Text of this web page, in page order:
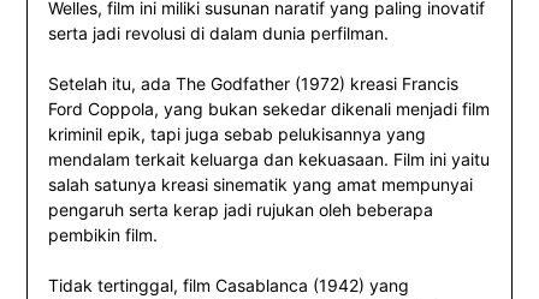
Welles, film ini miliki susunan naratif yang paling inovatif
serta jadi revolusi di dalam dunia perfilman.
Setelah itu, ada The Godfather (1972) kreasi Francis
Ford Coppola, yang bukan sekedar dikenali menjadi film
kriminil epik, tapi juga sebab pelukisannya yang
mendalam terkait keluarga dan kekuasaan. Film ini yaitu
salah satunya kreasi sinematik yang amat mempunyai
pengaruh serta kerap jadi rujukan oleh beberapa
pembikin film.
Tidak tertinggal, film Casablanca (1942) yang